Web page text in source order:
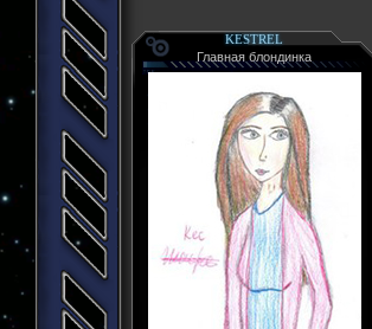
KESTREL
Главная блондинка